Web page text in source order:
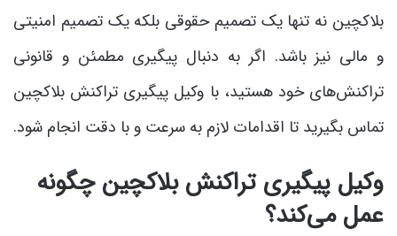
بلاکچین نه تنها یک تصمیم حقوقی بلکه یک تصمیم امنیتی
و مالی نیز باشد. اگر به دنبال پیگیری مطمئن و قانونی
تراکنش‌های خود هستید، با وکیل پیگیری تراکنش بلاکچین
تماس بگیرید تا اقدامات لازم به سرعت و با دقت انجام شود.
وکیل پیگیری تراکنش بلاکچین چگونه
عمل می‌کند؟